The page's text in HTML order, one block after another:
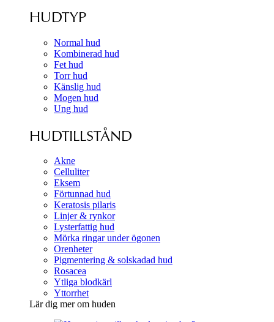
HUDTYP
Normal hud
Kombinerad hud
Fet hud
Torr hud
Känslig hud
Mogen hud
Ung hud
HUDTILLSTÅND
Akne
Celluliter
Eksem
Förtunnad hud
Keratosis pilaris
Linjer & rynkor
Lysterfattig hud
Mörka ringar under ögonen
Orenheter
Pigmentering & solskadad hud
Rosacea
Ytliga blodkärl
Yttorrhet
Lär dig mer om huden